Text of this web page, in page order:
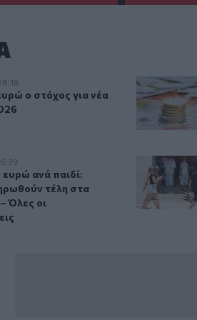
δάνεια το 2026
ο στόχος για νέα δάνεια το
ο στόχος για νέα
Αργία
θα πληρωθούν τέλη στα
ευρώ ανά παιδί: Ποιοι θα
ευρώ ανά παιδί:
τέλη στα
Όλες οι
Θερινές